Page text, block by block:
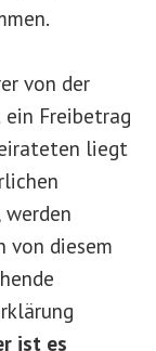
von der
Freibetrag
liegt
werden
von diesem
ist es